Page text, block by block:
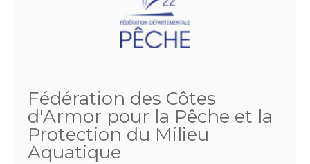
Fédération des Côtes
d'Armor pour la Pêche et la
Protection du Milieu
Aquatique